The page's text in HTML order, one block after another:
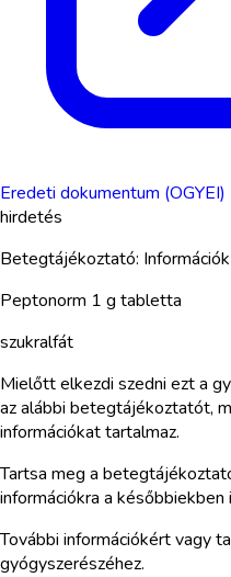
Eredeti dokumentum (OGYEI)
hirdetés
Betegtájékoztató:
Peptonorm 1 g tabletta
szukralfát
Mielőtt elkezdi szedni ezt a
az alábbi betegtájékoztatót,
információkat tartalmaz.
Tartsa meg a
információkra a
További információkért vagy
gyógyszerészéhez.